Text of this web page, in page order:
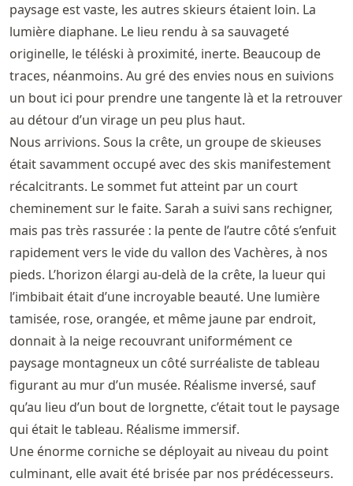
paysage est vaste, les autres skieurs étaient loin. La
lumière diaphane. Le lieu rendu à sa sauvageté
originelle, le téléski à proximité, inerte. Beaucoup de
traces, néanmoins. Au gré des envies nous en suivions
un bout ici pour prendre une tangente là et la retrouver
au détour d’un virage un peu plus haut.
Nous arrivions. Sous la crête, un groupe de skieuses
était savamment occupé avec des skis manifestement
récalcitrants. Le sommet fut atteint par un court
cheminement sur le faite. Sarah a suivi sans rechigner,
mais pas très rassurée : la pente de l’autre côté s’enfuit
rapidement vers le vide du vallon des Vachères, à nos
pieds. L’horizon élargi au-delà de la crête, la lueur qui
l’imbibait était d’une incroyable beauté. Une lumière
tamisée, rose, orangée, et même jaune par endroit,
donnait à la neige recouvrant uniformément ce
paysage montagneux un côté surréaliste de tableau
figurant au mur d’un musée. Réalisme inversé, sauf
qu’au lieu d’un bout de lorgnette, c’était tout le paysage
qui était le tableau. Réalisme immersif.
Une énorme corniche se déployait au niveau du point
culminant, elle avait été brisée par nos prédécesseurs.